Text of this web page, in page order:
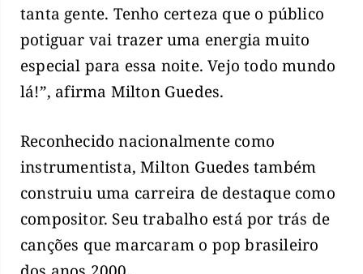
tanta gente. Tenho certeza que o público
potiguar vai trazer uma energia muito
especial para essa noite. Vejo todo mundo
lá!”, afirma Milton Guedes.
Reconhecido nacionalmente como
instrumentista, Milton Guedes também
construiu uma carreira de destaque como
compositor. Seu trabalho está por trás de
canções que marcaram o pop brasileiro